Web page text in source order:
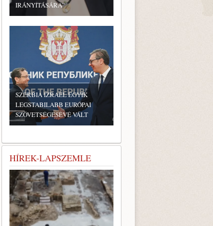
IRÁNYÍTÁSÁRA”
SZERBIA IZRAEL EGYIK
LEGSTABILABB EURÓPAI
SZÖVETSÉGESÉVÉ VÁLT
HÍREK-LAPSZEMLE